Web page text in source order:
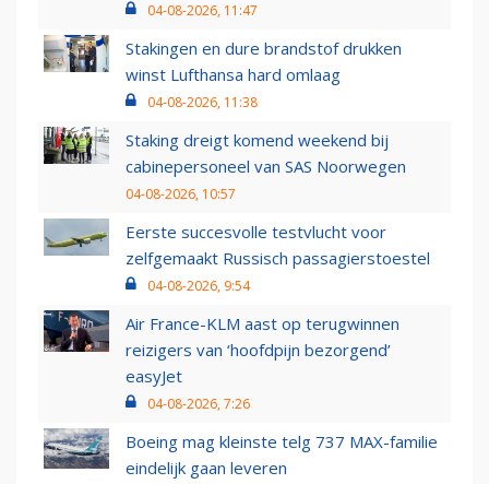
04-08-2026, 11:47
Stakingen en dure brandstof drukken
winst Lufthansa hard omlaag
04-08-2026, 11:38
Staking dreigt komend weekend bij
cabinepersoneel van SAS Noorwegen
04-08-2026, 10:57
Eerste succesvolle testvlucht voor
zelfgemaakt Russisch passagierstoestel
04-08-2026, 9:54
Air France-KLM aast op terugwinnen
reizigers van ‘hoofdpijn bezorgend’
easyJet
04-08-2026, 7:26
Boeing mag kleinste telg 737 MAX-familie
eindelijk gaan leveren